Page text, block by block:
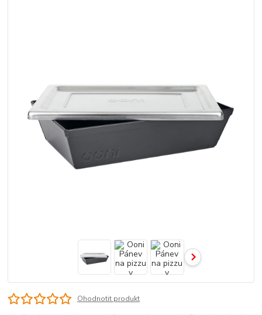
Ohodnotit produkt